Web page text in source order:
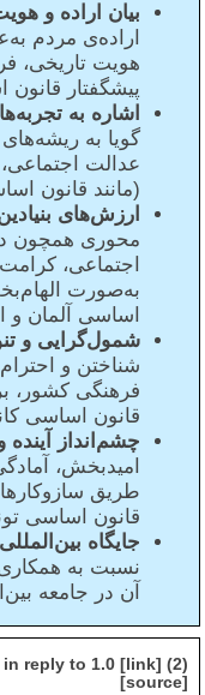
بیان اراده و
اراده‌ی مردم
هویت تاریخی،
پیشگفتار
اشاره به
گویا به
عدالت
(مانند قانون
ارزش‌های
محوری همچون
اجتماعی،
به‌صورت
اساسی آلمان و
شمول‌گرایی و
شناختن و
فرهنگی کشور،
قانون اساسی
چشم‌انداز آینده
امیدبخش،
طریق
قانون اساسی
جایگاه
نسبت به
آن در جامعه
in reply to 1.0 [link]
[source]